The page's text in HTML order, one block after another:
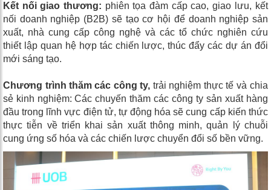
Kết nối giao thương: phiên tọa đàm cấp cao, giao lưu, kết
nối doanh nghiệp (B2B) sẽ tạo cơ hội để doanh nghiệp sản
xuất, nhà cung cấp công nghệ và các tổ chức nghiên cứu
thiết lập quan hệ hợp tác chiến lược, thúc đẩy các dự án đổi
mới sáng tạo.
Chương trình thăm các công ty, trải nghiệm thực tế và chia
sẻ kinh nghiệm: Các chuyến thăm các công ty sản xuất hàng
đầu trong lĩnh vực điện tử, tự động hóa sẽ cung cấp kiến thức
thực tiễn về triển khai sản xuất thông minh, quản lý chuỗi
cung ứng số hóa và các chiến lược chuyển đổi số bền vững.